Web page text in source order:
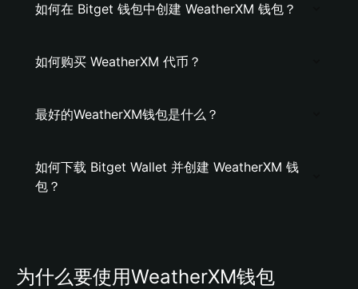
如何在 Bitget 钱包中创建 WeatherXM 钱包？
如何购买 WeatherXM 代币？
最好的WeatherXM钱包是什么？
如何下载 Bitget Wallet 并创建 WeatherXM 钱
包？
为什么要使用WeatherXM钱包